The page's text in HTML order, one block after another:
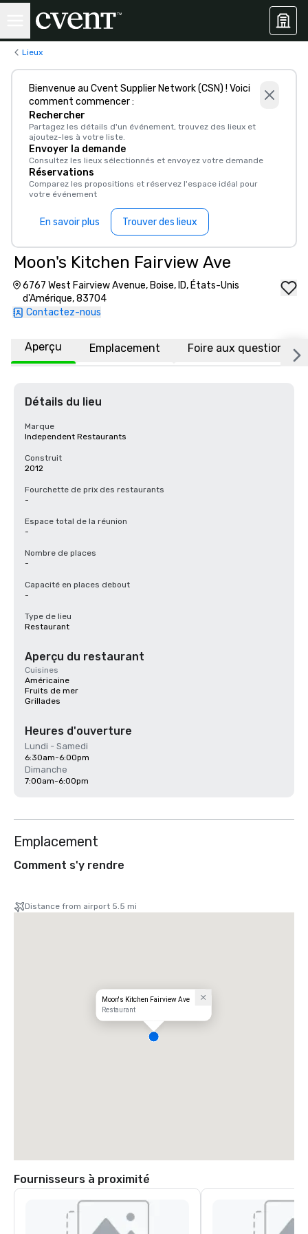
Lieux
Bienvenue au Cvent Supplier Network (CSN) ! Voici
comment commencer :
Rechercher
Partagez les détails d'un événement, trouvez des lieux et
ajoutez-les à votre liste.
Envoyer la demande
Consultez les lieux sélectionnés et envoyez votre demande
Réservations
Comparez les propositions et réservez l'espace idéal pour
votre événement
En savoir plus Trouver des lieux
Moon's Kitchen Fairview Ave
6767 West Fairview Avenue, Boise, ID, États-Unis
d'Amérique, 83704
Contactez-nous
Aperçu Emplacement Foire aux questions
Détails du lieu
Marque
Independent Restaurants
Construit
2012
Fourchette de prix des restaurants
-
Espace total de la réunion
-
Nombre de places
-
Capacité en places debout
-
Type de lieu
Restaurant
Aperçu du restaurant
Cuisines
Américaine
Fruits de mer
Grillades
Heures d'ouverture
Lundi - Samedi
6:30am-6:00pm
Dimanche
7:00am-6:00pm
Emplacement
Comment s'y rendre
Distance from airport 5.5 mi
Moon's Kitchen Fairview Ave
Restaurant
Fournisseurs à proximité